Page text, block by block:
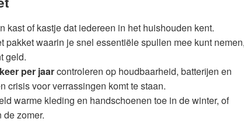
kast of kastje dat iedereen in het huishouden kent.
pakket waarin je snel essentiële spullen mee kunt nemen,
geld.
per jaarcontroleren op houdbaarheid, batterijen en
crisis voor verrassingen komt te staan.
warme kleding en handschoenen toe in de winter, of
zomer.